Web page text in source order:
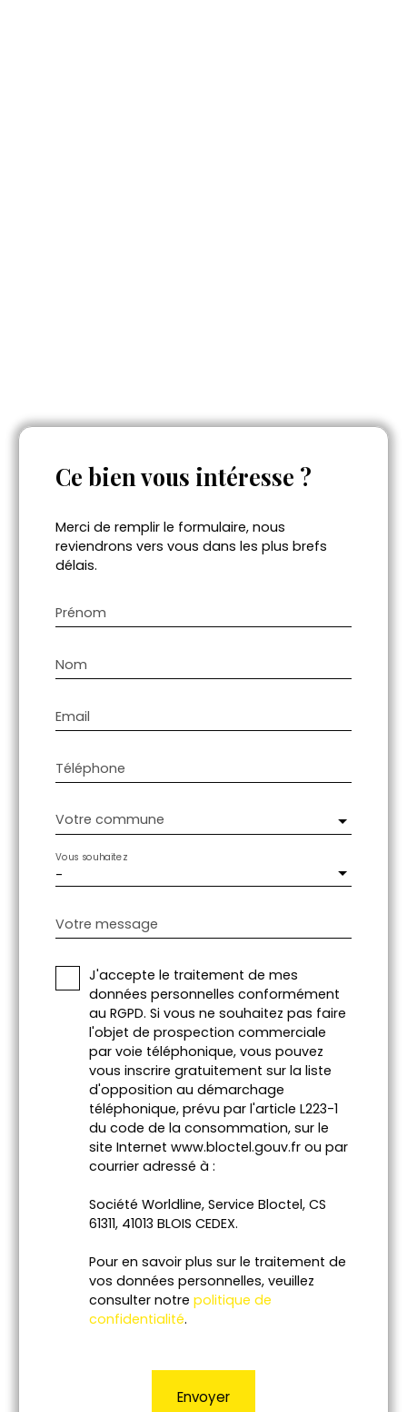
Ce bien vous intéresse ?
Merci de remplir le formulaire, nous
reviendrons vers vous dans les plus brefs
délais.
Prénom
Nom
Email
Téléphone
Votre commune
-
Vous souhaitez
Votre message
J'accepte le traitement de mes
données personnelles conformément
au RGPD. Si vous ne souhaitez pas faire
l'objet de prospection commerciale
par voie téléphonique, vous pouvez
vous inscrire gratuitement sur la liste
d'opposition au démarchage
téléphonique, prévu par l'article L223-1
du code de la consommation, sur le
site Internet www.bloctel.gouv.fr ou par
courrier adressé à :
Société Worldline, Service Bloctel, CS
61311, 41013 BLOIS CEDEX.
Pour en savoir plus sur le traitement de
vos données personnelles, veuillez
consulter notre politique de
confidentialité.
Envoyer